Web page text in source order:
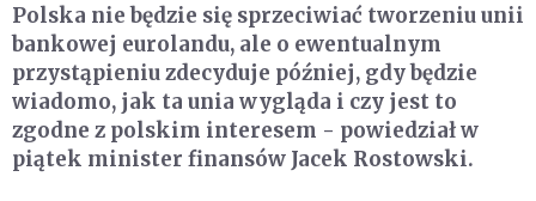
Polska nie będzie się sprzeciwiać tworzeniu unii
bankowej eurolandu, ale o ewentualnym
przystąpieniu zdecyduje później, gdy będzie
wiadomo, jak ta unia wygląda i czy jest to
zgodne z polskim interesem - powiedział w
piątek minister finansów Jacek Rostowski.